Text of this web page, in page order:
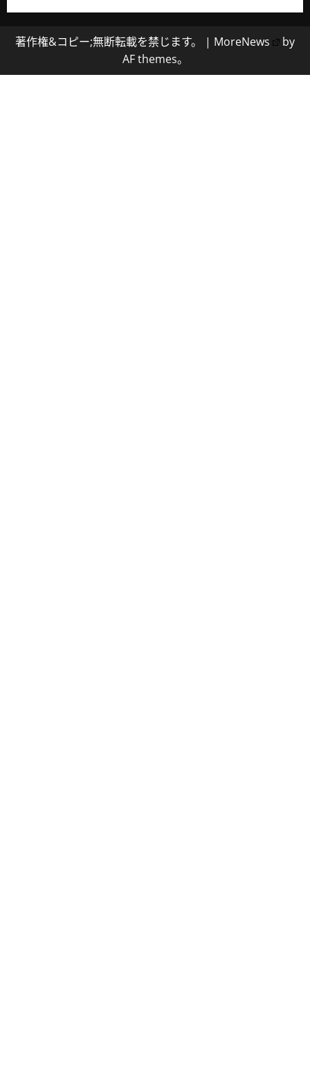
著作権&コピー;無断転載を禁じます。 | MoreNews
by
AF themes。